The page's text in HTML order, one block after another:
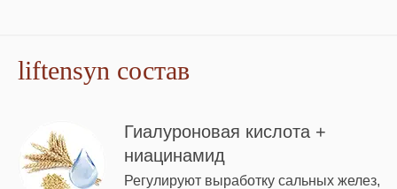
liftensyn состав
Гиалуроновая кислота +
ниацинамид
Регулируют выработку сальных желез,